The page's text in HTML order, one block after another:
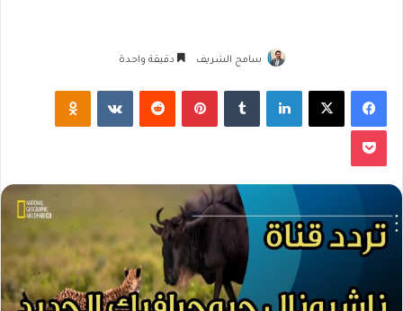
سامح الشريف دقيقة واحدة
فيسبوك لينكدإن بينتيريست